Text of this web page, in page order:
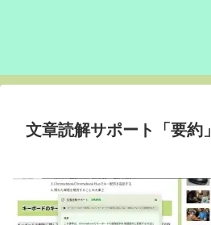
文章読解サポート「要約」